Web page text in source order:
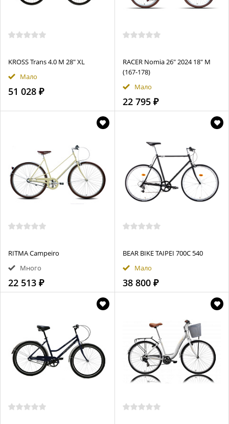
KROSS Trans 4.0 М 28" XL
Мало
51 028 ₽
RACER Nomia 26" 2024 18" M
(167-178)
Мало
22 795 ₽
RITMA Campeiro
Много
22 513 ₽
BEAR BIKE TAIPEI 700С 540
Мало
38 800 ₽